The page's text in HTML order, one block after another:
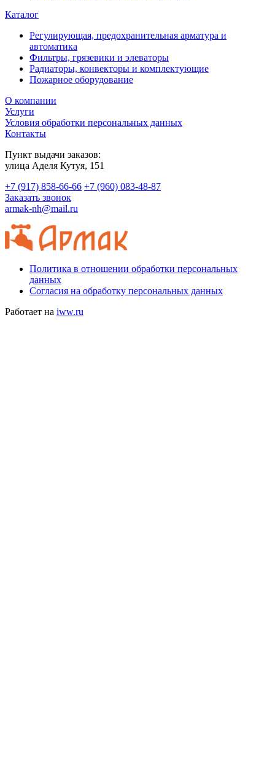
Каталог
Регулирующая, предохранительная арматура и
автоматика
Фильтры, грязевики и элеваторы
Радиаторы, конвекторы и комплектующие
Пожарное оборудование
О компании
Услуги
Условия обработки персональных данных
Контакты
Пункт выдачи заказов:
​улица Аделя Кутуя, 151
+7 (917) 858-66-66 +7 (960) 083-48-87
Заказать звонок
armak-nh@mail.ru
Политика в отношении обработки персональных
данных
Согласия на обработку персональных данных
Работает на iww.ru